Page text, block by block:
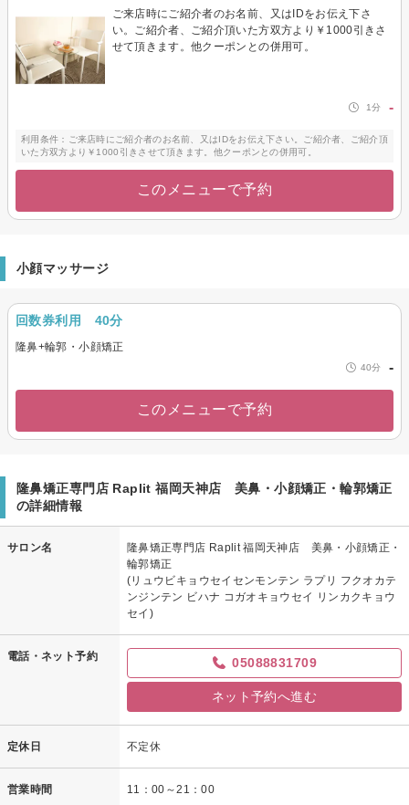
ご来店時にご紹介者のお名前、又はIDをお伝え下さ
い。ご紹介者、ご紹介頂いた方双方より￥1000引きさ
せて頂きます。他クーポンとの併用可。
1分 -
利用条件：ご来店時にご紹介者のお名前、又はIDをお伝え下さい。ご紹介者、ご紹介頂
いた方双方より￥1000引きさせて頂きます。他クーポンとの併用可。
このメニューで予約
小顔マッサージ
回数券利用 40分
隆鼻+輪郭・小顔矯正
40分 -
このメニューで予約
隆鼻矯正専門店 Raplit 福岡天神店 美鼻・小顔矯正・輪郭矯正
の詳細情報
サロン名
隆鼻矯正専門店 Raplit 福岡天神店 美鼻・小顔矯正・
輪郭矯正
(リュウビキョウセイセンモンテン ラプリ フクオカテ
ンジンテン ビハナ コガオキョウセイ リンカクキョウ
セイ)
電話・ネット予約 05088831709
ネット予約へ進む
定休日 不定休
営業時間 11：00～21：00